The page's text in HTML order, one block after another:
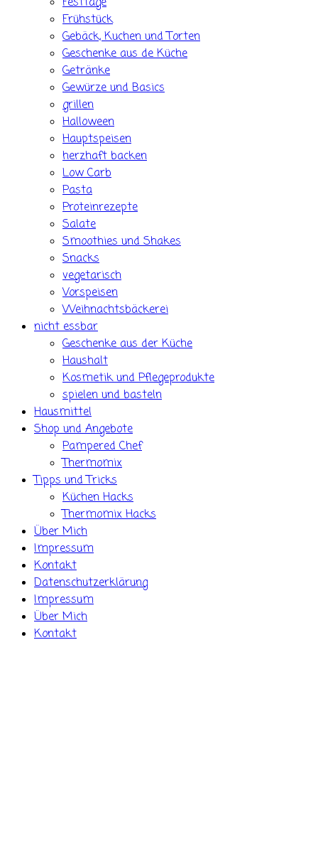
Frühstück
Gebäck, Kuchen und Torten
Geschenke aus de Küche
Getränke
Gewürze und Basics
grillen
Halloween
Hauptspeisen
herzhaft backen
Low Carb
Pasta
Proteinrezepte
Salate
Smoothies und Shakes
Snacks
vegetarisch
Vorspeisen
Weihnachtsbäckerei
nicht essbar
Geschenke aus der Küche
Haushalt
Kosmetik und Pflegeprodukte
spielen und basteln
Hausmittel
Shop und Angebote
Pampered Chef
Thermomix
Tipps und Tricks
Küchen Hacks
Thermomix Hacks
Über Mich
Impressum
Kontakt
Datenschutzerklärung
Impressum
Über Mich
Kontakt